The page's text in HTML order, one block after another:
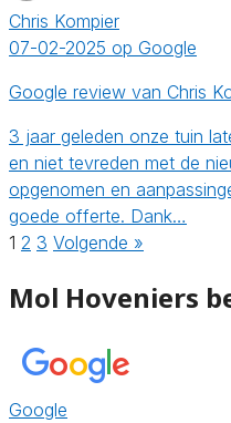
Chris Kompier
07-02-2025 op Google
Google review van Chris
3 jaar geleden onze tuin
en niet tevreden met de
opgenomen en
goede offerte. Dank…
1 2 3 Volgende »
Mol Hoveniers
Google